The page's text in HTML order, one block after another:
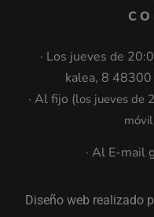
· Los jueves de
kalea, 8 48300
· Al fijo (los jueves de
· Al E-mail
Diseño web realizado